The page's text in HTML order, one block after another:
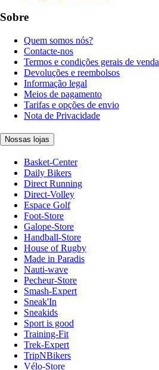
Sobre
Quem somos nós?
Contacte-nos
Termos e condições gerais de venda
Devoluções e reembolsos
Informação legal
Meios de pagamento
Tarifas e opções de envio
Nota de Privacidade
Nossas lojas
Basket-Center
Daily Bikers
Direct Running
Direct-Volley
Espace Golf
Foot-Store
Galope-Store
Handball-Store
House of Rugby
Made in Paradis
Nauti-wave
Pecheur-Store
Smash-Expert
Sneak'In
Sneakids
Sport is good
Training-Fit
Trek-Expert
TripNBikers
Vélo-Store